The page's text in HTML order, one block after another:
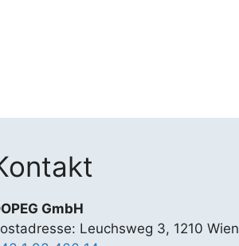
GmbH
Leuchsweg 3, 1210 Wien